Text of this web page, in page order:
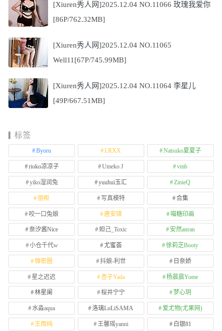
[Xiuren秀人网]2025.12.04 NO.11066 玫瑰我爱你
[86P/762.32MB]
[Xiuren秀人网]2025.12.04 NO.11065
Well11[67P/745.99MB]
[Xiuren秀人网]2025.12.04 NO.11064 李星儿
[49P/667.51MB]
标签
Byoru LRXX Natsuko夏夏子
rioko凉凉子 Umeko J vmb
yiko湿润兔 yuuhui玉汇 ZinieQ
丽柜 写真模特 合集
咬一口兔娘 唐安琪 喵糖印画
奈汐酱Nice 妲己_Toxic 安然anran
小仓千代w 尤蜜荟 徐莉芝Booty
微密圈 抖娘-利世 日奈娇
星之迟迟 杏子Yada 杨晨晨Yome
林星阑 桜井宁宁 梦心玥
水淼aqua 洛璃LoLiSAMA 爱尤物(尤果网)
王雨纯 王馨瑶yanni 白银81